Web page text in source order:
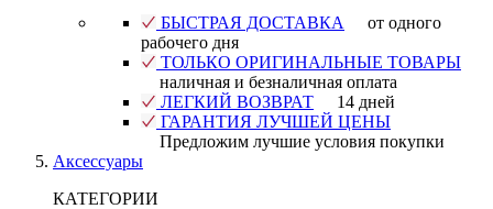
БЫСТРАЯ ДОСТАВКА
от одного
рабочего дня
ТОЛЬКО ОРИГИНАЛЬНЫЕ ТОВАРЫ
наличная и безналичная оплата
ЛЕГКИЙ ВОЗВРАТ
14 дней
ГАРАНТИЯ ЛУЧШЕЙ ЦЕНЫ
Предложим лучшие условия покупки
Аксессуары
КАТЕГОРИИ